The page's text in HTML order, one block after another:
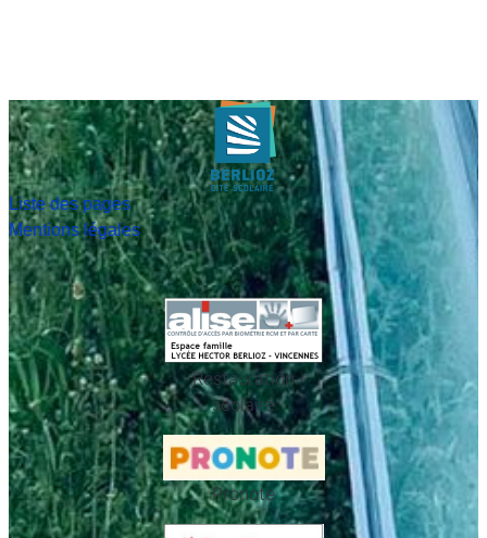
Liste des pages
Mentions légales
Restauration
scolaire
Pronote